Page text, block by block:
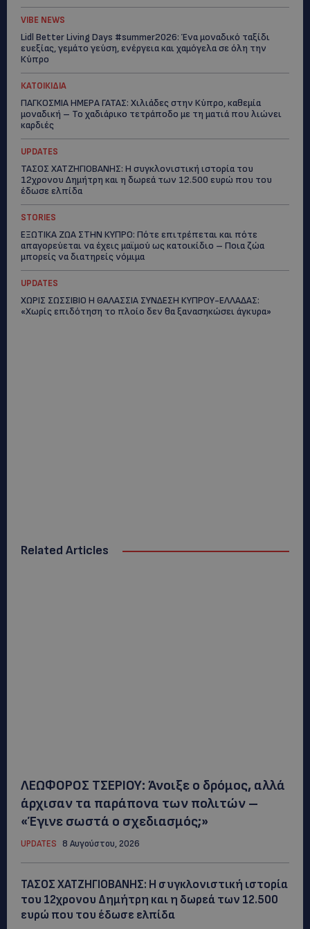
VIBE NEWS
Lidl Better Living Days #summer2026: Ένα μοναδικό ταξίδι
ευεξίας, γεμάτο γεύση, ενέργεια και χαμόγελα σε όλη την
Κύπρο
ΚΑΤΟΙΚΙΔΙΑ
ΠΑΓΚΟΣΜΙΑ ΗΜΕΡΑ ΓΑΤΑΣ: Χιλιάδες στην Κύπρο, καθεμία
μοναδική – Το χαδιάρικο τετράποδο με τη ματιά που λιώνει
καρδιές
UPDATES
ΤΑΣΟΣ ΧΑΤΖΗΓΙΟΒΑΝΗΣ: Η συγκλονιστική ιστορία του
12χρονου Δημήτρη και η δωρεά των 12.500 ευρώ που του
έδωσε ελπίδα
STORIES
ΕΞΩΤΙΚΑ ΖΩΑ ΣΤΗΝ ΚΥΠΡΟ: Πότε επιτρέπεται και πότε
απαγορεύεται να έχεις μαϊμού ως κατοικίδιο – Ποια ζώα
μπορείς να διατηρείς νόμιμα
UPDATES
ΧΩΡΙΣ ΣΩΣΣΙΒΙΟ Η ΘΑΛΑΣΣΙΑ ΣΥΝΔΕΣΗ ΚΥΠΡΟΥ-ΕΛΛΑΔΑΣ:
«Χωρίς επιδότηση το πλοίο δεν θα ξανασηκώσει άγκυρα»
Related Articles
ΛΕΩΦΟΡΟΣ ΤΣΕΡΙΟΥ: Άνοιξε ο δρόμος, αλλά
άρχισαν τα παράπονα των πολιτών –
«Έγινε σωστά ο σχεδιασμός;»
UPDATES 8 Αυγούστου, 2026
ΤΑΣΟΣ ΧΑΤΖΗΓΙΟΒΑΝΗΣ: Η συγκλονιστική ιστορία
του 12χρονου Δημήτρη και η δωρεά των 12.500
ευρώ που του έδωσε ελπίδα